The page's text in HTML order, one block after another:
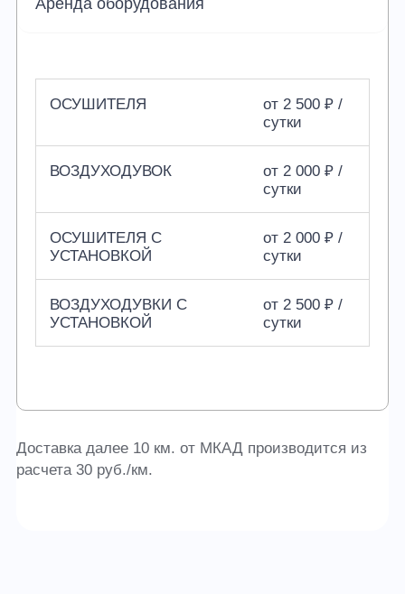
Аренда оборудования
ОСУШИТЕЛЯ
от 2 500 ₽ /
сутки
ВОЗДУХОДУВОК
от 2 000 ₽ /
сутки
ОСУШИТЕЛЯ С
УСТАНОВКОЙ
от 2 000 ₽ /
сутки
ВОЗДУХОДУВКИ С
УСТАНОВКОЙ
от 2 500 ₽ /
сутки
Доставка далее 10 км. от МКАД производится из
расчета 30 руб./км.